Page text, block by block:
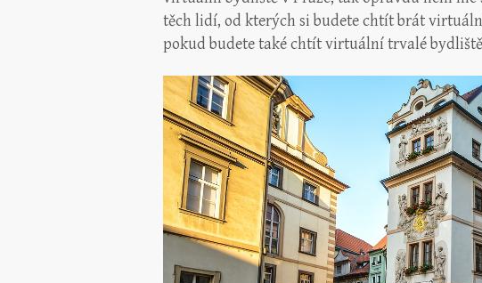
těch lidí, od kterých si budete chtít brát
pokud budete také chtít virtuální trvalé